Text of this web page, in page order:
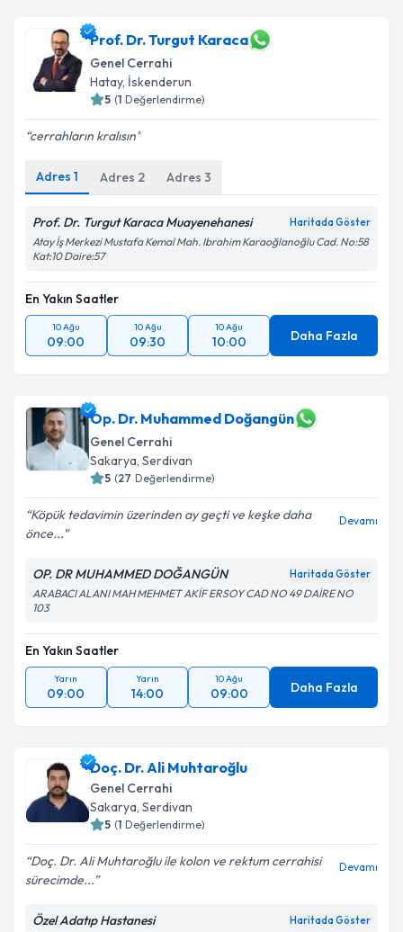
E-posta Adresiniz
Kişisel verilerimin işlenmesine ilişkin
kapsamda işlenmesini kabul ediyorum.
Takvim Talebini Gönder
Prof. Dr. Turgut Karaca
Genel Cerrahi
Hatay, İskenderun
5 (1 Değerlendirme)
cerrahların kralısın
Adres 1 Adres 2 Adres 3
Prof. Dr. Turgut Karaca Muayenehanesi Haritada Göster
Atay İş Merkezi Mustafa Kemal Mah. Ibrahim Karaoğlanoğlu Cad. No:58
Kat:10 Daire:57
En Yakın Saatler
10 Ağu
09:00
10 Ağu
09:30
10 Ağu
10:00 Daha Fazla
Op. Dr. Muhammed Doğangün
Genel Cerrahi
Sakarya, Serdivan
5 (27 Değerlendirme)
Köpük tedavimin üzerinden ay geçti ve keşke daha
önce...
Devamı
OP. DR MUHAMMED DOĞANGÜN Haritada Göster
ARABACI ALANI MAH MEHMET AKİF ERSOY CAD NO 49 DAİRE NO
103
En Yakın Saatler
Yarın
09:00
Yarın
14:00
10 Ağu
09:00 Daha Fazla
Doç. Dr. Ali Muhtaroğlu
Genel Cerrahi
Sakarya, Serdivan
5 (1 Değerlendirme)
Doç. Dr. Ali Muhtaroğlu ile kolon ve rektum cerrahisi
sürecimde...
Devamı
Özel Adatıp Hastanesi Haritada Göster